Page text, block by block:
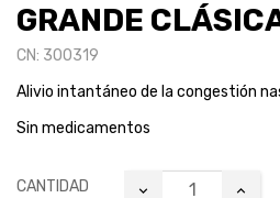
GRANDE
CN: 300319
Alivio intantáneo de la congestión
Sin medicamentos
CANTIDAD